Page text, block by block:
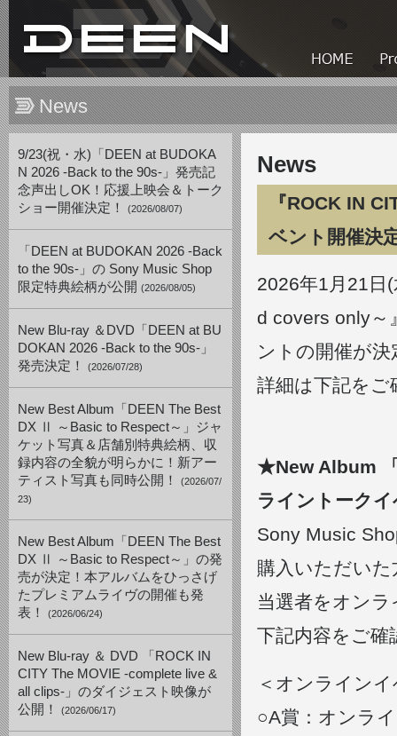
News
9/23(祝・水)「DEEN at BUDOKA
N 2026 -Back to the 90s-」発売記
念声出しOK！応援上映会＆トーク
ショー開催決定！
(2026/08/07)
「DEEN at BUDOKAN 2026 -Back
to the 90s-」の Sony Music Shop
限定特典絵柄が公開 (2026/08/05)
New Blu-ray ＆DVD「DEEN at BU
DOKAN 2026 -Back to the 90s-」
発売決定！
(2026/07/28)
New Best Album「DEEN The Best
DX Ⅱ ～Basic to Respect～」ジャ
ケット写真＆店舗別特典絵柄、収
録内容の全貌が明らかに！新アー
ティスト写真も同時公開！
(2026/07/
23)
New Best Album「DEEN The Best
DX Ⅱ ～Basic to Respect～」の発
売が決定！本アルバムをひっさげ
たプレミアムライヴの開催も発
表！
(2026/06/24)
New Blu-ray ＆ DVD 「ROCK IN
CITY The MOVIE -complete live &
all clips-」のダイジェスト映像が
公開！
(2026/06/17)
News
『ROCK IN
ベント開催決
2026年1月21日
d covers only～
ントの開催が
詳細は下記をご
★New Album
ライントーク
Sony Music
購入いただい
当選者をオン
下記内容をご確
＜オンライン
○A賞：オンラ